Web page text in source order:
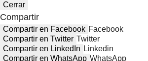
Cerrar
Compartir
Compartir en Facebook Facebook
Compartir en Twitter Twitter
Compartir en LinkedIn Linkedin
Compartir en WhatsApp WhatsApp